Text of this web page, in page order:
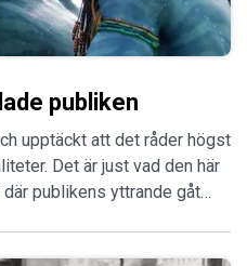
publiken
upptäckt att det råder högst
Det är just vad den här
publikens yttrande gåt…